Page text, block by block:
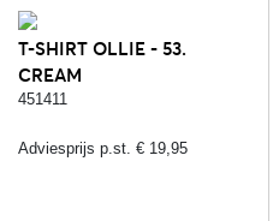
T-SHIRT OLLIE - 53.
CREAM
451411
Adviesprijs p.st. € 19,95